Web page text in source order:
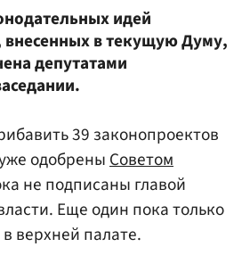
идей
внесенных в текущую Думу,
депутатами
39 законопроектов
одобреныСоветом
не подписаны главой
Еще один пока только
верхней палате.